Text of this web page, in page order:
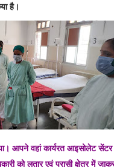
है।
आपने वहां कार्यरत आइसोलेट
को लतार एवं परासी क्षेत्र में